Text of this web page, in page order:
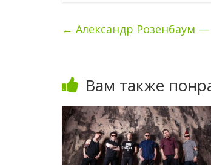
← Александр Розенбаум
Вам также